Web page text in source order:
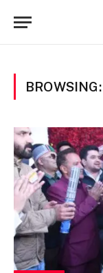
BROWSING: